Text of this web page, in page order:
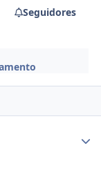
Seguidores